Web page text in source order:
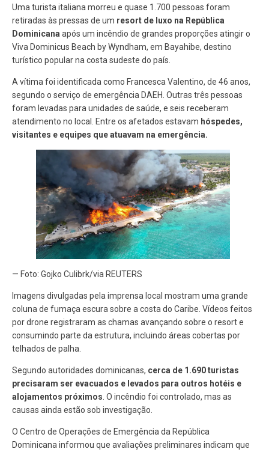
Uma turista italiana morreu e quase 1.700 pessoas foram
retiradas às pressas de um resort de luxo na República
Dominicana após um incêndio de grandes proporções atingir o
Viva Dominicus Beach by Wyndham, em Bayahibe, destino
turístico popular na costa sudeste do país.
A vítima foi identificada como Francesca Valentino, de 46 anos,
segundo o serviço de emergência DAEH. Outras três pessoas
foram levadas para unidades de saúde, e seis receberam
atendimento no local. Entre os afetados estavam hóspedes,
visitantes e equipes que atuavam na emergência.
— Foto: Gojko Culibrk/via REUTERS
Imagens divulgadas pela imprensa local mostram uma grande
coluna de fumaça escura sobre a costa do Caribe. Vídeos feitos
por drone registraram as chamas avançando sobre o resort e
consumindo parte da estrutura, incluindo áreas cobertas por
telhados de palha.
Segundo autoridades dominicanas, cerca de 1.690 turistas
precisaram ser evacuados e levados para outros hotéis e
alojamentos próximos . O incêndio foi controlado, mas as
causas ainda estão sob investigação.
O Centro de Operações de Emergência da República
Dominicana informou que avaliações preliminares indicam que